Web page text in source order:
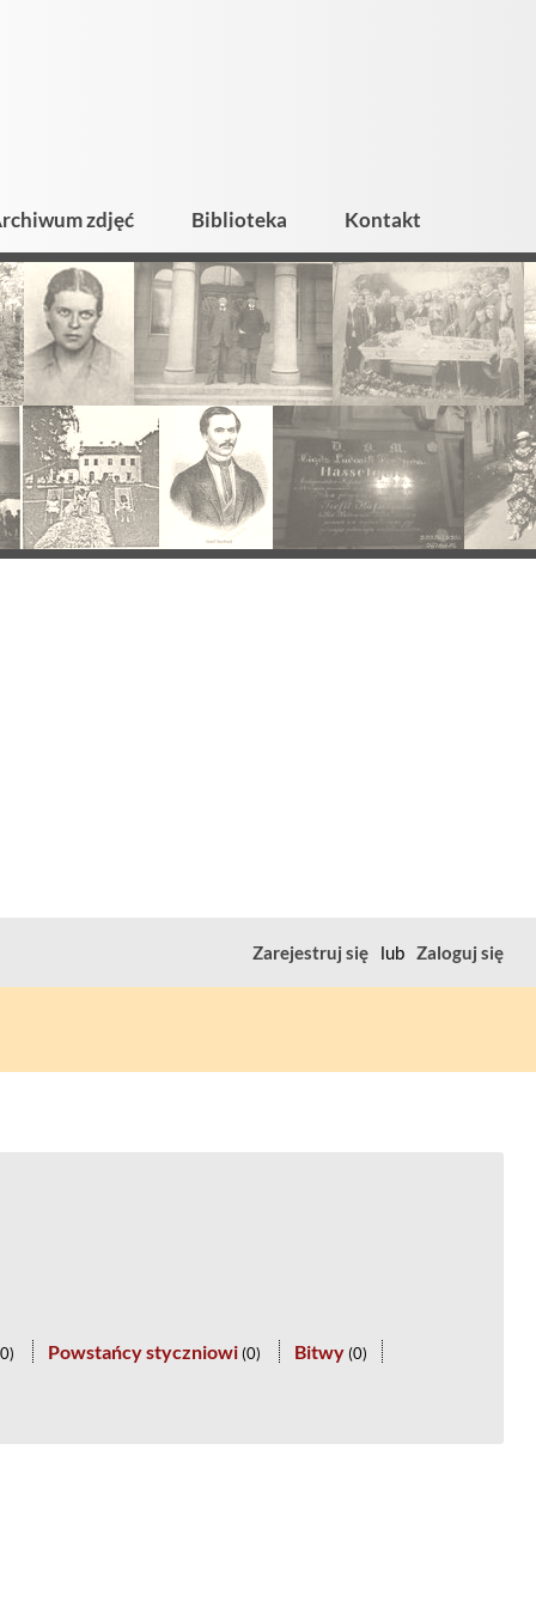
zdjęć Biblioteka Kontakt
Zarejestruj się lub Zaloguj się
0) Powstańcy styczniowi (0) Bitwy (0)